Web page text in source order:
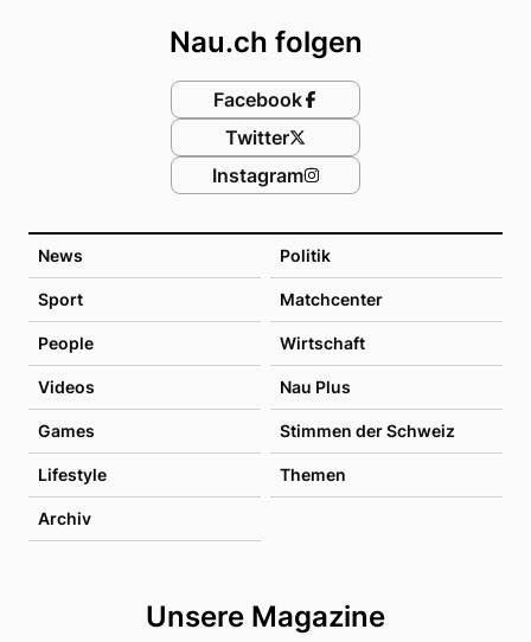
News Politik
Sport Matchcenter
People Wirtschaft
Videos Nau Plus
Games Stimmen der Schweiz
Lifestyle Themen
Archiv
Unsere Magazine
Nau.ch folgen
Facebook
Twitter
Instagram